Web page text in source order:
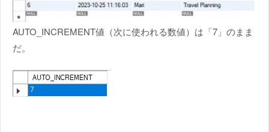
AUTO_INCREMENT値（次に使われる数値）は「7」のまま
だ。